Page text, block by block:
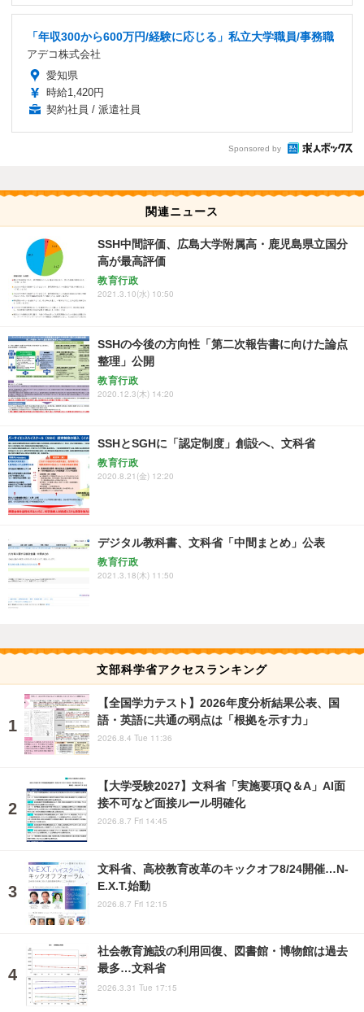
「年収300から600万円/経験に応じる」私立大学職員/事務職
アデコ株式会社
愛知県
時給1,420円
契約社員 / 派遣社員
Sponsored by
関連ニュース
SSH中間評価、広島大学附属高・鹿児島県立国分
高が最高評価
教育行政
2021.3.10(水) 10:50
SSHの今後の方向性「第二次報告書に向けた論点
整理」公開
教育行政
2020.12.3(木) 14:20
SSHとSGHに「認定制度」創設へ、文科省
教育行政
2020.8.21(金) 12:20
デジタル教科書、文科省「中間まとめ」公表
教育行政
2021.3.18(木) 11:50
文部科学省アクセスランキング
【全国学力テスト】2026年度分析結果公表、国
語・英語に共通の弱点は「根拠を示す力」
2026.8.4 Tue 11:36
【大学受験2027】文科省「実施要項Q＆A」AI面
接不可など面接ルール明確化
2026.8.7 Fri 14:45
文科省、高校教育改革のキックオフ8/24開催…N-
E.X.T.始動
2026.8.7 Fri 12:15
社会教育施設の利用回復、図書館・博物館は過去
最多…文科省
2026.3.31 Tue 17:15